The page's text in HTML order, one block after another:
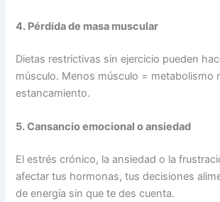
4. Pérdida de masa muscular
Dietas restrictivas sin ejercicio pueden
músculo. Menos músculo = metabolismo
estancamiento.
5. Cansancio emocional o ansiedad
El estrés crónico, la ansiedad o la
afectar tus hormonas, tus decisiones
de energía sin que te des cuenta.